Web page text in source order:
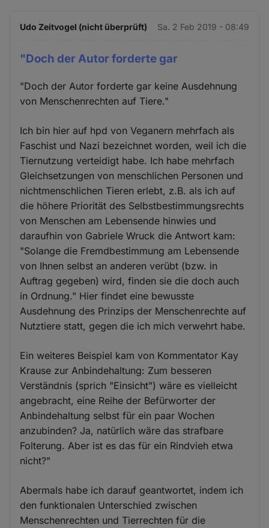
Udo Zeitvogel (nicht überprüft) Sa. 2 Feb 2019 - 08:49
"Doch der Autor forderte gar
"Doch der Autor forderte gar keine Ausdehnung
von Menschenrechten auf Tiere."
Ich bin hier auf hpd von Veganern mehrfach als
Faschist und Nazi bezeichnet worden, weil ich die
Tiernutzung verteidigt habe. Ich habe mehrfach
Gleichsetzungen von menschlichen Personen und
nichtmenschlichen Tieren erlebt, z.B. als ich auf
die höhere Priorität des Selbstbestimmungsrechts
von Menschen am Lebensende hinwies und
daraufhin von Gabriele Wruck die Antwort kam:
"Solange die Fremdbestimmung am Lebensende
von Ihnen selbst an anderen verübt (bzw. in
Auftrag gegeben) wird, finden sie die doch auch
in Ordnung." Hier findet eine bewusste
Ausdehnung des Prinzips der Menschenrechte auf
Nutztiere statt, gegen die ich mich verwehrt habe.
Ein weiteres Beispiel kam von Kommentator Kay
Krause zur Anbindehaltung: Zum besseren
Verständnis (sprich "Einsicht") wäre es vielleicht
angebracht, eine Reihe der Befürworter der
Anbindehaltung selbst für ein paar Wochen
anzubinden? Ja, natürlich wäre das strafbare
Folterung. Aber ist es das für ein Rindvieh etwa
nicht?"
Abermals habe ich darauf geantwortet, indem ich
den funktionalen Unterschied zwischen
Menschenrechten und Tierrechten für die